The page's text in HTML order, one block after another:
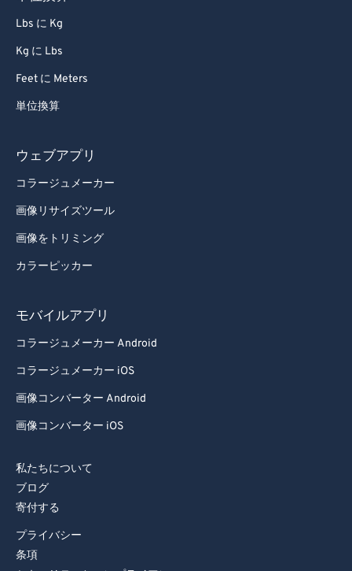
Lbs に Kg
Kg に Lbs
Feet に Meters
単位換算
ウェブアプリ
コラージュメーカー
画像リサイズツール
画像をトリミング
カラーピッカー
モバイルアプリ
コラージュメーカー Android
コラージュメーカー iOS
画像コンバーター Android
画像コンバーター iOS
私たちについて
ブログ
寄付する
プライバシー
条項